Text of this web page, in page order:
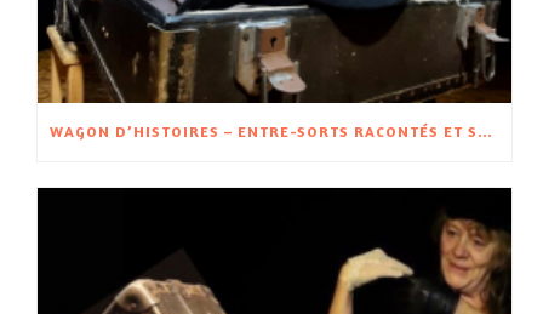
WAGON D’HISTOIRES – ENTRE-SORTS RACONTÉS ET SPECTACLE